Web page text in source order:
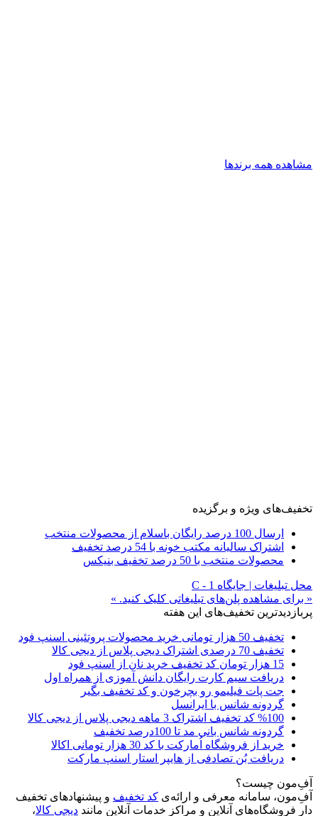
مشاهده همه برندها
تخفیف‌های ویژه و برگزیده
ارسال 100 درصد رایگان باسلام از محصولات منتخب
اشتراک سالیانه مکتب خونه با 54 درصد تخفیف
محصولات منتخب با 50 درصد تخفیف بنیکس
محل تبلیغات | جایگاه C - 1
« برای مشاهده پلن‌های تبلیغاتی کلیک کنید. »
پربازدیدترین تخفیف‌های این هفته
تخفیف 50 هزار تومانی خرید محصولات پروتئینی اسنپ فود
تخفیف 70 درصدی اشتراک دیجی پلاس از دیجی کالا
15 هزار تومان کد تخفیف خرید نان از اسنپ فود
دریافت سیم کارت رایگان دانش آموزی از همراه اول
جت پات فیلیمو رو بچرخون و کد تخفیف بگیر
گردونه شانس با ایرانسل
%100 کد تخفیف اشتراک 3 ماهه دیجی پلاس از دیجی کالا
گردونه شانس بانی مد تا 100درصد تخفیف
خرید از فروشگاه اُمارکت با کد 30 هزار تومانی اکالا
دریافت بُن تصادفی از هایپر استار اسنپ مارکت
آفِ‌مون چیست؟
آفِ‌مون، سامانه معرفی و ارائه‌ی کد تخفیف و پیشنهادهای تخفیف
دار فروشگاه‌های آنلاین و مراکز خدمات آنلاین مانند دیجی کالا،